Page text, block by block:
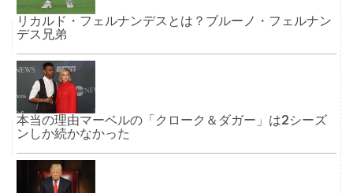
リカルド・フェルナンデスとは？ブルーノ・フェルナン
デス兄弟
本当の理由マーベルの「クローク＆ダガー」は2シーズ
ンしか続かなかった